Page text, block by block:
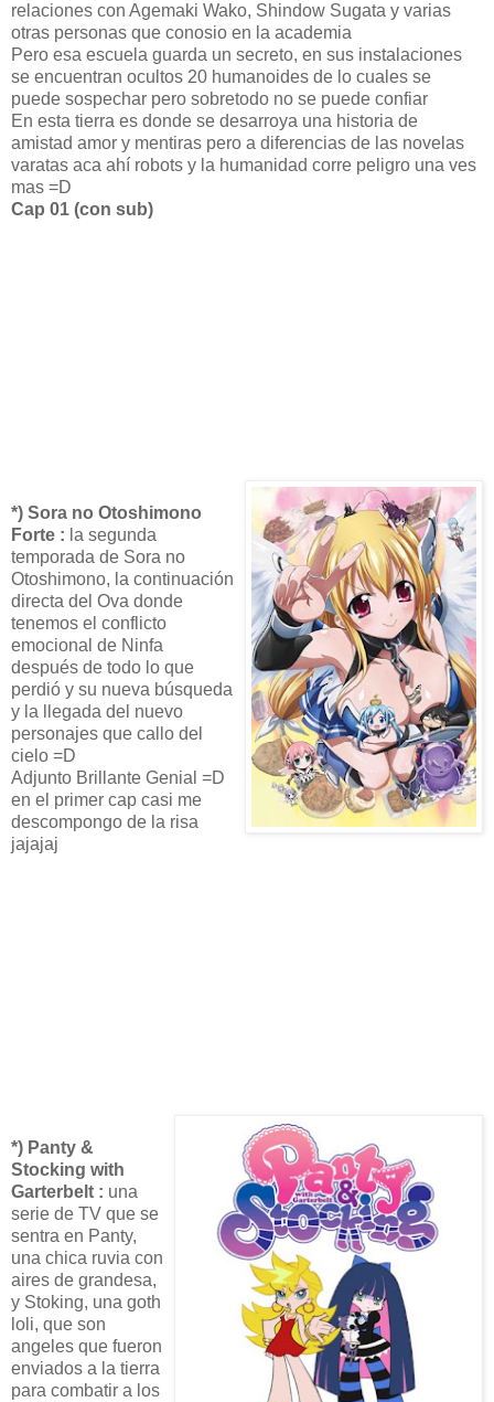
relaciones con Agemaki Wako, Shindow Sugata y varias
otras personas que conosio en la academia
Pero esa escuela guarda un secreto, en sus instalaciones
se encuentran ocultos 20 humanoides de lo cuales se
puede sospechar pero sobretodo no se puede confiar
En esta tierra es donde se desarroya una historia de
amistad amor y mentiras pero a diferencias de las novelas
varatas aca ahí robots y la humanidad corre peligro una ves
mas =D
Cap 01 (con sub)
*) Sora no Otoshimono
Forte : la segunda
temporada de Sora no
Otoshimono, la continuación
directa del Ova donde
tenemos el conflicto
emocional de Ninfa
después de todo lo que
perdió y su nueva búsqueda
y la llegada del nuevo
personajes que callo del
cielo =D
Adjunto Brillante Genial =D
en el primer cap casi me
descompongo de la risa
jajajaj
*) Panty &
Stocking with
Garterbelt : una
serie de TV que se
sentra en Panty,
una chica ruvia con
aires de grandesa,
y Stoking, una goth
loli, que son
angeles que fueron
enviados a la tierra
para combatir a los